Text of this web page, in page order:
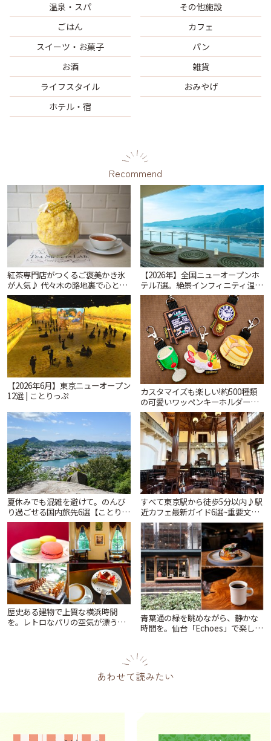
温泉・スパ
その他施設
ごはん
カフェ
スイーツ・お菓子
パン
お酒
雑貨
ライフスタイル
おみやげ
ホテル・宿
Recommend
紅茶専門店がつくるご褒美かき氷
が人気♪ 代々木の路地裏で心とき
めくひんやり時間「ティー スイー
ツ ラボ コンテナート」 | ことりっ
ぷ
【2026年】全国ニューオープンホ
テル7選。絶景インフィニティ温泉
から文化財の邸宅まで | ことりっ
ぷ
【2026年6月】東京ニューオープン
12選 | ことりっぷ
カスタマイズも楽しい!約500種類
の可愛いワッペンキーホルダーが
ずらり。小平市「Kimamaya
T&K」 | ことりっぷ
夏休みでも混雑を避けて。のんび
り過ごせる国内旅先6選【ことりっ
ぷ編集部おすすめ】 | ことりっぷ
すべて東京駅から徒歩5分以内♪駅
近カフェ最新ガイド6選~重要文化
財の洋館カフェから、改札すぐの
レトロ喫茶まで~ | ことりっぷ
歴史ある建物で上質な横浜時間
を。レトロなパリの空気が漂う
青葉通の緑を眺めながら、静かな
時間を。仙台「Echoes」で楽しむ
あわせて読みたい